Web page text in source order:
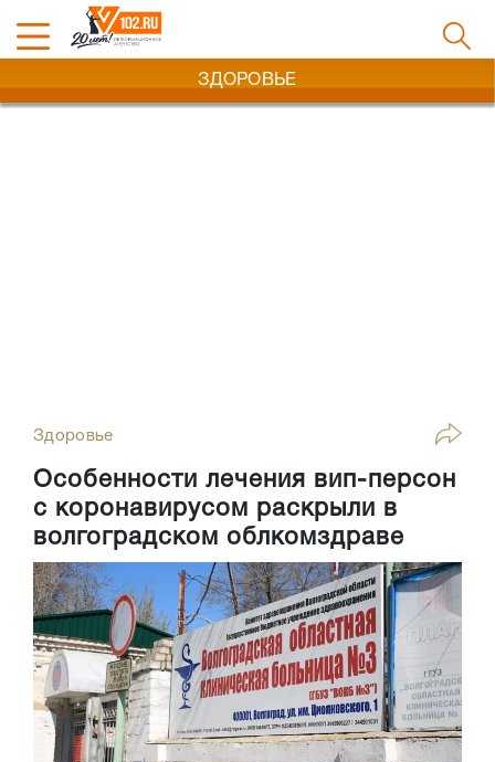
ЗДОРОВЬЕ
Здоровье
Особенности лечения вип-персон
с коронавирусом раскрыли в
волгоградском облкомздраве